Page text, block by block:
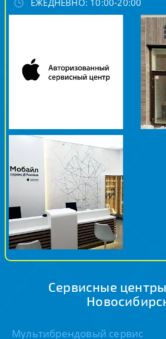
ЕЖЕДНЕВНО: 10:00-20:00
Сервисные
Мультибрендовый сервис